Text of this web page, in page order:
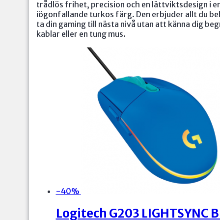
trådlös frihet, precision och en lättviktsdesign i
iögonfallande turkos färg. Den erbjuder allt du
ta din gaming till nästa nivå utan att känna dig
kablar eller en tung mus.
-40%
Logitech G203 LIGHTSYNC